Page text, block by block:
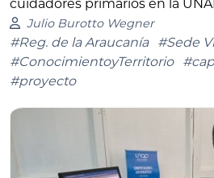
cuidadores primarios en la
Julio Burotto Wegner
#Reg. de la Araucanía #Sede
#ConocimientoyTerritorio
#proyecto